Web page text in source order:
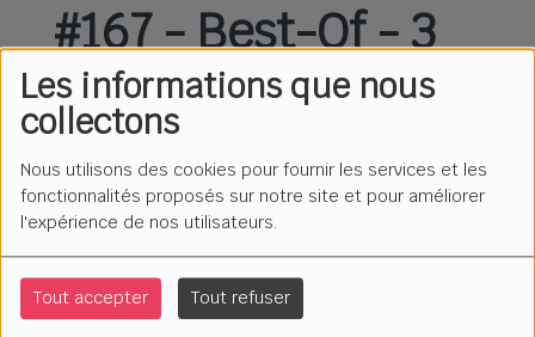
Les informations que nous
collectons
Nous utilisons des cookies pour fournir les services et les
fonctionnalités proposés sur notre site et pour améliorer
l'expérience de nos utilisateurs.
Tout accepter Tout refuser
#167 - Best-Of - 3
novembre 2021